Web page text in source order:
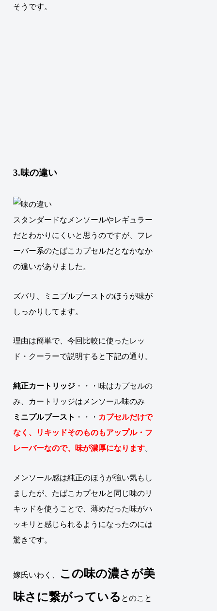
そうです。
3.味の違い
スタンダードなメンソールやレギュラー
だとわかりにくいと思うのですが、フレ
ーバー系のたばこカプセルだとなかなか
の違いがありました。
ズバリ、ミニプルブーストのほうが味が
しっかりしてます。
理由は簡単で、今回比較に使ったレッ
ド・クーラーで説明すると下記の通り。
純正カートリッジ ・・・味はカプセルの
み、カートリッジはメンソール味のみ
ミニプルブースト ・・・ カプセルだけで
なく、リキッドそのものもアップル・フ
レーバーなので、味が濃厚になります。
メンソール感は純正のほうが強い気もし
ましたが、たばこカプセルと同じ味のリ
キッドを使うことで、薄めだった味がハ
ッキリと感じられるようになったのには
驚きです。
嫁氏いわく、
この味の濃さが美
味さに繋がっている とのこと